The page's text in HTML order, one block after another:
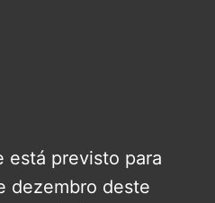
está previsto para
dezembro deste